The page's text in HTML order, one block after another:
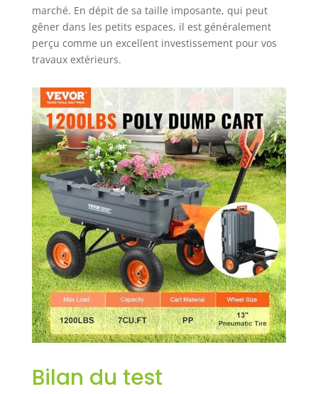
fermes et
pelouses, ce
chariot à benne
basculante est
taille de pneu :
avec des pneus en
caoutchouc de
13"/330 mm, le
chariot de jardin
offre une
excellente
absorption des
chocs, naviguant
sur un terrain de
jardin inégal ou
sur des pentes
herbeuses,
assurant un
transport en
douceur.
Transport sûr : la
inclus
marché. En dépit de sa taille imposante, qui peut
gêner dans les petits espaces, il est généralement
perçu comme un excellent investissement pour vos
travaux extérieurs.
Bilan du test